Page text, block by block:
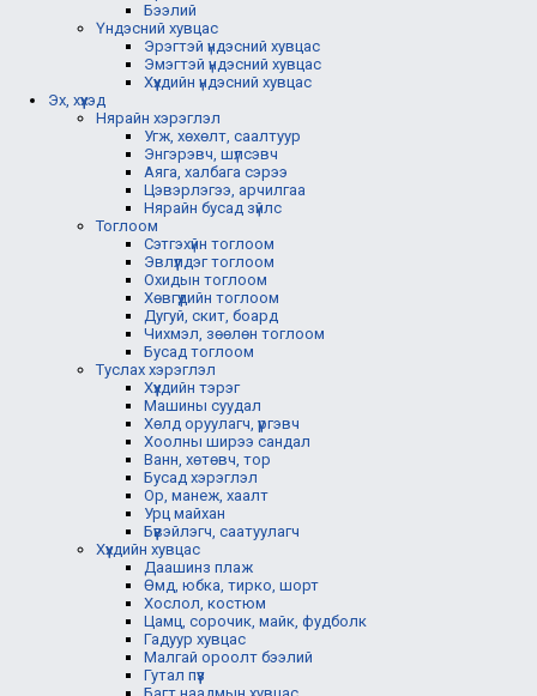
Бээлий
Үндэсний хувцас
Эрэгтэй үндэсний хувцас
Эмэгтэй үндэсний хувцас
Хүүхдийн үндэсний хувцас
Эх, хүүхэд
Нярайн хэрэглэл
Угж, хөхөлт, саалтуур
Энгэрэвч, шүлсэвч
Аяга, халбага сэрээ
Цэвэрлэгээ, арчилгаа
Нярайн бусад зүйлс
Тоглоом
Сэтгэхүйн тоглоом
Эвлүүлдэг тоглоом
Охидын тоглоом
Хөвгүүдийн тоглоом
Дугуй, скит, боард
Чихмэл, зөөлөн тоглоом
Бусад тоглоом
Туслах хэрэглэл
Хүүхдийн тэрэг
Машины суудал
Хөлд оруулагч, үүргэвч
Хоолны ширээ сандал
Ванн, хөтөвч, тор
Бусад хэрэглэл
Ор, манеж, хаалт
Урц майхан
Бүүвэйлэгч, саатуулагч
Хүүхдийн хувцас
Даашинз плаж
Өмд, юбка, тирко, шорт
Хослол, костюм
Цамц, сорочик, майк, фудболк
Гадуур хувцас
Малгай ороолт бээлий
Гутал пүүз